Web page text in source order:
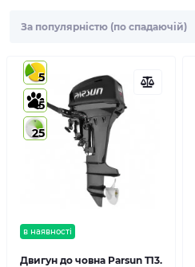
в наявності
Двигун до човна Parsun T13.
5
5
25